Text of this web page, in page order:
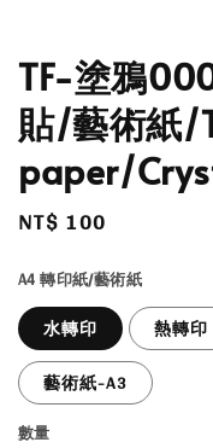
TF-塗鴉
貼/藝術紙/
paper/
Regular
NT$ 100
A4 轉印紙/藝術紙
水轉印 熱轉印
藝術紙-A3
數量